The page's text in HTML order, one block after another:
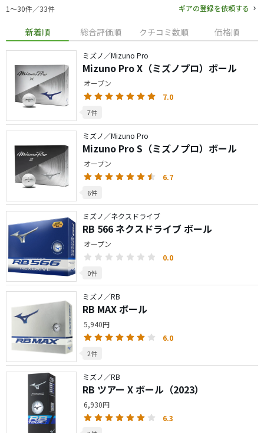
1〜30件／33件
ギアの登録を依頼する
新着順 総合評価順 クチコミ数順 価格順
ミズノ／Mizuno Pro
Mizuno Pro X（ミズノプロ）ボール
オープン
7.0
7件
ミズノ／Mizuno Pro
Mizuno Pro S（ミズノプロ）ボール
オープン
6.7
6件
ミズノ／ネクスドライブ
RB 566 ネクスドライブ ボール
オープン
0.0
0件
ミズノ／RB
RB MAX ボール
5,940円
6.0
2件
ミズノ／RB
RB ツアー X ボール（2023）
6,930円
6.3